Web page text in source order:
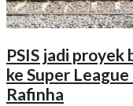
PSIS jadi proyek
ke Super
Rafinha